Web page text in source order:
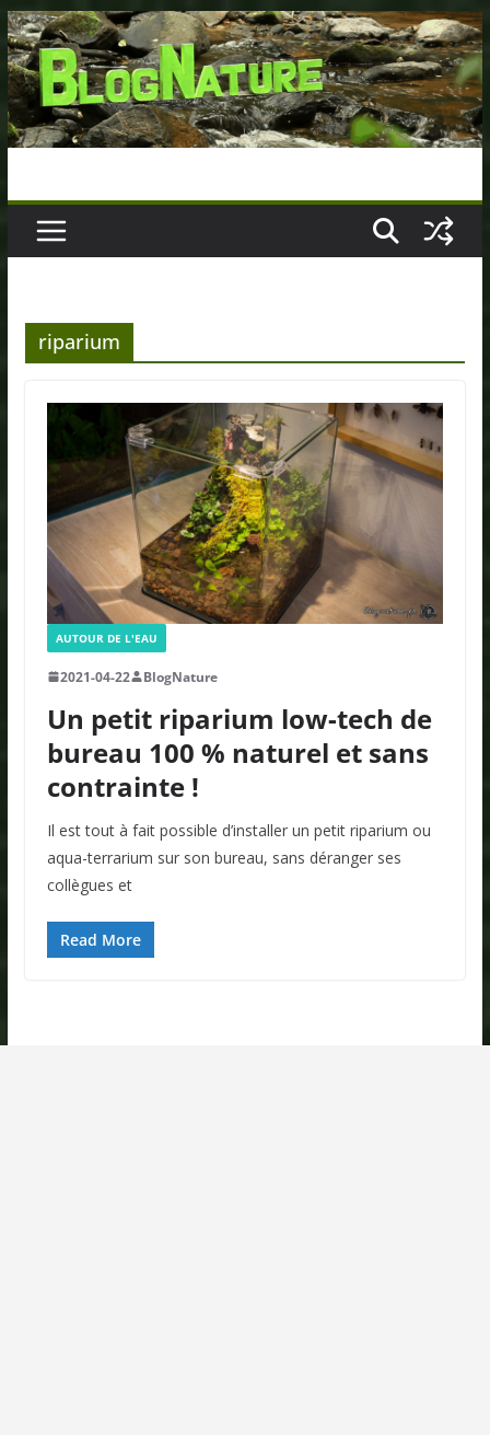
Passer
au
contenu
riparium
AUTOUR DE L'EAU
2021-04-22 BlogNature
Un petit riparium low-tech de
bureau 100 % naturel et sans
contrainte !
Il est tout à fait possible d’installer un petit riparium ou
aqua-terrarium sur son bureau, sans déranger ses
collègues et
Read More